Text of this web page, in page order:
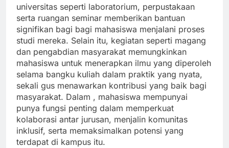
universitas seperti laboratorium, perpustakaan
serta ruangan seminar memberikan bantuan
signifikan bagi bagi mahasiswa menjalani proses
studi mereka. Selain itu, kegiatan seperti magang
dan pengabdian masyarakat memungkinkan
mahasiswa untuk menerapkan ilmu yang diperoleh
selama bangku kuliah dalam praktik yang nyata,
sekali gus menawarkan kontribusi yang baik bagi
masyarakat. Dalam , mahasiswa mempunyai
punya fungsi penting dalam memperkuat
kolaborasi antar jurusan, menjalin komunitas
inklusif, serta memaksimalkan potensi yang
terdapat di kampus itu.